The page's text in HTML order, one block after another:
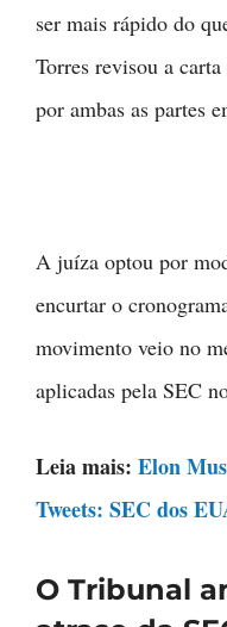
ser mais rápido do
Torres revisou a
por ambas as partes
A juíza optou por
encurtar o
movimento veio no
aplicadas pela SEC
Leia mais: Elon
Tweets: SEC dos
O Tribunal